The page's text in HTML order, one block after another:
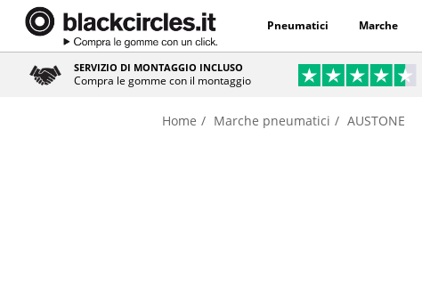
Pneumatici Marche
SERVIZIO DI MONTAGGIO INCLUSO
Compra le gomme con il montaggio
Home Marche pneumatici AUSTONE